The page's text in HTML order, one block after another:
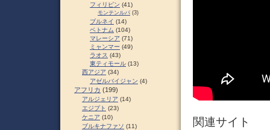
関連サイト
フィリピン (41)
モンテンルパ (3)
ブルネイ (14)
ベトナム (104)
マレーシア (71)
ミャンマー (49)
ラオス (43)
東ティモール (13)
西アジア (34)
アゼルバイジャン (4)
アフリカ (199)
アルジェリア (14)
エジプト (23)
ケニア (10)
ブルキナファソ (11)